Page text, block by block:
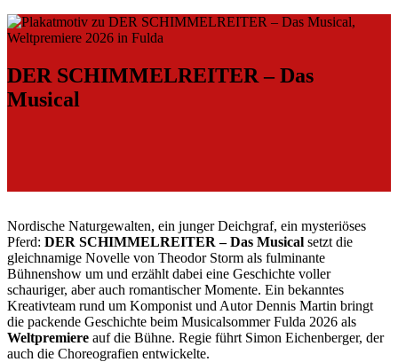
DER SCHIMMELREITER – Das
Musical
Nordische Naturgewalten, ein junger Deichgraf, ein mysteriöses
Pferd: DER SCHIMMELREITER – Das Musical setzt die
gleichnamige Novelle von Theodor Storm als fulminante
Bühnenshow um und erzählt dabei eine Geschichte voller
schauriger, aber auch romantischer Momente. Ein bekanntes
Kreativteam rund um Komponist und Autor Dennis Martin bringt
die packende Geschichte beim Musicalsommer Fulda 2026 als
Weltpremiere auf die Bühne. Regie führt Simon Eichenberger, der
auch die Choreografien entwickelte.